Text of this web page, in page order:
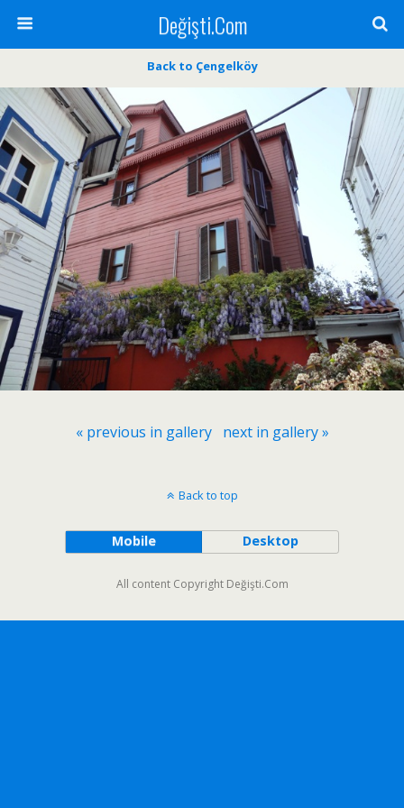
Değişti.Com
Back to Çengelköy
« previous in gallery next in gallery »
Back to top
Mobile Desktop
All content Copyright Değişti.Com